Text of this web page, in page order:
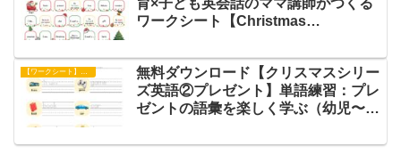
育×子ども英会話のママ講師がつくる
ワークシート【Christmas
無料ダウンロード【クリスマスシリー
ズ英語②プレゼント】単語練習：プレ
ゼントの語彙を楽しく学ぶ（幼児〜小